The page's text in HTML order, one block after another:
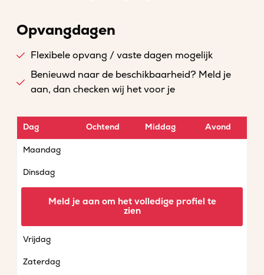
Opvangdagen
Flexibele opvang / vaste dagen mogelijk
Benieuwd naar de beschikbaarheid? Meld je
aan, dan checken wij het voor je
Dag Ochtend Middag Avond
Maandag
Dinsdag
Vrijdag
Zaterdag
Meld je aan om het volledige profiel te
zien